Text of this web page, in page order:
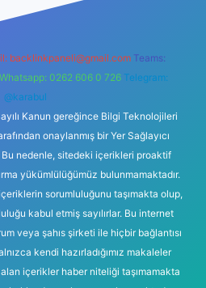
backlinkpaneli@gmail.com Teams:
Whatsapp: 0262 606 0 726 Telegram:
@karabul
Kanun gereğince Bilgi Teknolojileri
onaylanmış bir Yer Sağlayıcı
nedenle, sitedeki içerikleri proaktif
yükümlülüğümüz bulunmamaktadır.
sorumluluğunu taşımakta olup,
kabul etmiş sayılırlar. Bu internet
veya şahıs şirketi ile hiçbir bağlantısı
kendi hazırladığımız makaleler
içerikler haber niteliği taşımamakta